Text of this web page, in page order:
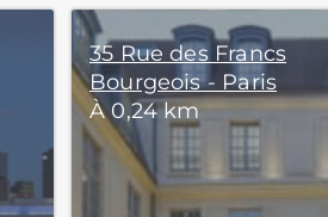
35 Rue des Francs
Bourgeois - Paris
À 0,24 km